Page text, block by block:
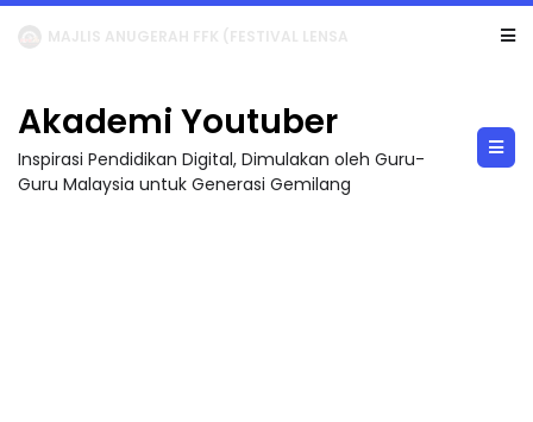
LIVE 🔴 [LIVE] MATEMATIK SR, WANG TAHUN 6 OLEH CIKGU ANITA #ALLINONE #141 #...
Akademi Youtuber
Inspirasi Pendidikan Digital, Dimulakan oleh Guru-
Guru Malaysia untuk Generasi Gemilang